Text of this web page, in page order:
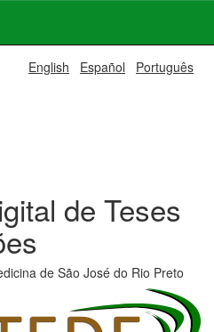
English Español Português
de Teses
de São José do Rio Preto